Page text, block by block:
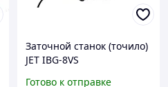
Заточной станок (точило)
JET IBG-8VS
Готово к отправке